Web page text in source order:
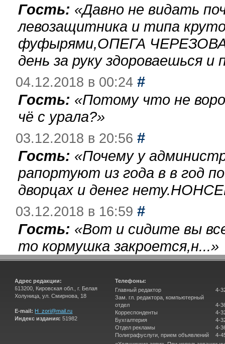
Гость: «Давно не видать
левозащитника и типа
фуфырями,ОПЕГА
день за руку здороваешься
04.12.2018 в 00:24 #
Гость: «Потому что не
чё с урала?»
03.12.2018 в 20:56 #
Гость: «Почему у
рапортуют из года в в год
дворцах и денег
03.12.2018 в 16:59 #
Гость: «Вот и сидите вы
то кормушка закроется,н...»
Адрес редакции:
613200, Кировская обл., г. Белая
Холуница, ул. Смирнова, 18
E-mail: H_zori@mail.ru
Индекс издания: 51982
Телефоны:
Главный редактор
Зам. гл. редактора, компьютерный
отдел
Корреспонденты
Бухгалтерия
Отдел рекламы
Полиграфуслуги, прием объявлений
4-
4-
4-
4-
4-
4-